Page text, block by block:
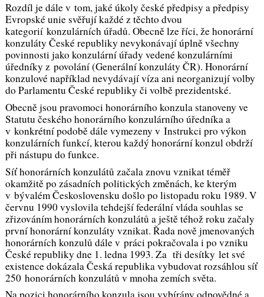
Rozdíl je dále v tom, jaké úkoly české předpisy a předpisy
Evropské unie svěřují každé z těchto dvou
kategorií konzulárních úřadů. Obecně lze říci, že honorární
konzuláty České republiky nevykonávají úplně všechny
povinnosti jako konzulární úřady vedené konzulárními
úředníky z povolání (Generální konzuláty ČR). Honorární
konzulové například nevydávají víza ani neorganizují volby
do Parlamentu České republiky či volbě prezidentské.
Obecně jsou pravomoci honorárního konzula stanoveny ve
Statutu českého honorárního konzulárního úředníka a
v konkrétní podobě dále vymezeny v Instrukci pro výkon
konzulárních funkcí, kterou každý honorární konzul obdrží
při nástupu do funkce.
Síť honorárních konzulátů začala znovu vznikat téměř
okamžitě po zásadních politických změnách, ke kterým
v bývalém Československu došlo po listopadu roku 1989. V
červnu 1990 vyslovila tehdejší federální vláda souhlas se
zřizováním honorárních konzulátů a ještě téhož roku začaly
první honorární konzuláty vznikat. Řada nově jmenovaných
honorárních konzulů dále v práci pokračovala i po vzniku
České republiky dne 1. ledna 1993. Za tři desítky let své
existence dokázala Česká republika vybudovat rozsáhlou síť
250 honorárních konzulátů v mnoha zemích světa.